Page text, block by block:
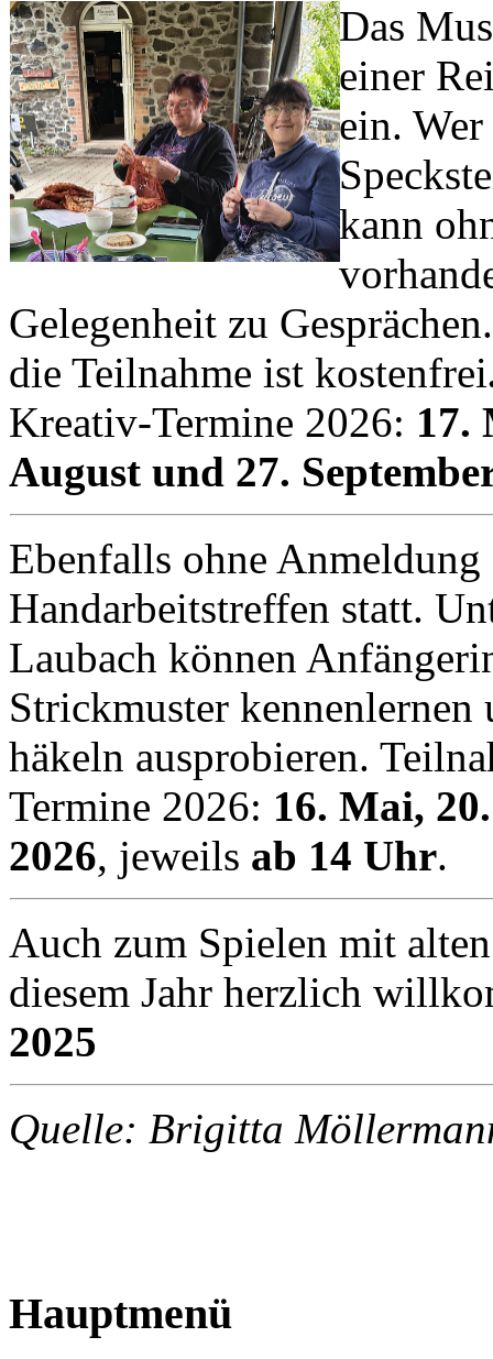
Das
einer
ein.
kann
Gelegenheit zu
die Teilnahme ist kostenfrei
Kreativ-Termine 2026: 17.
August und 27.
Ebenfalls ohne
Handarbeitstreffen statt.
Laubach können
Strickmuster kennenlernen
häkeln ausprobieren.
Termine 2026: 16. Mai,
2026, jeweils ab 14 Uhr.
Auch zum Spielen mit
diesem Jahr herzlich
2025
Quelle: Brigitta
Hauptmenü